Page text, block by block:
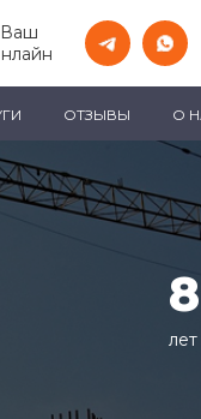
Ваш
ОТЗЫВЫ О
8